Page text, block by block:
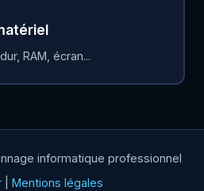
RAM, écran...
informatique professionnel
| Mentions légales